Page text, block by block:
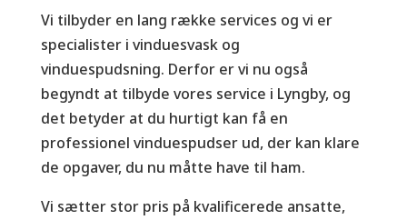
Vi tilbyder en lang række services og vi er
specialister i vinduesvask og
vinduespudsning. Derfor er vi nu også
begyndt at tilbyde vores service i Lyngby, og
det betyder at du hurtigt kan få en
professionel vinduespudser ud, der kan klare
de opgaver, du nu måtte have til ham.
Vi sætter stor pris på kvalificerede ansatte,